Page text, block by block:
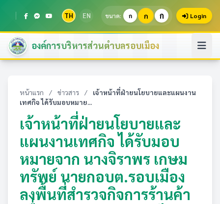
TH EN ขนาด: ก ก ก Login
องค์การบริหารส่วนตำบลรอบเมือง
หน้าแรก / ข่าวสาร /
เจ้าหน้าที่ฝ่ายนโยบายและแผนงาน
เทศกิจ ได้รับมอบหมาย...
เจ้าหน้าที่ฝ่ายนโยบายและ
แผนงานเทศกิจ ได้รับมอบ
หมายจาก นางจิราพร เกษม
ทรัพย์ นายกอบต.รอบเมือง
ลงพื้นที่สำรวจกิจการร้านค้า